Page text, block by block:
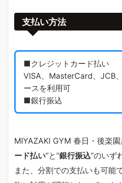
支払い方法
■クレジットカード払い
VISA、MasterCard、JCB
ースを利用可
■銀行振込
MIYAZAKI GYM 春日・後楽園
ード払い“と”銀行振込“のいず
また、分割での支払いも可能